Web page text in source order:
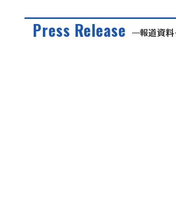
Press Release 報道資料